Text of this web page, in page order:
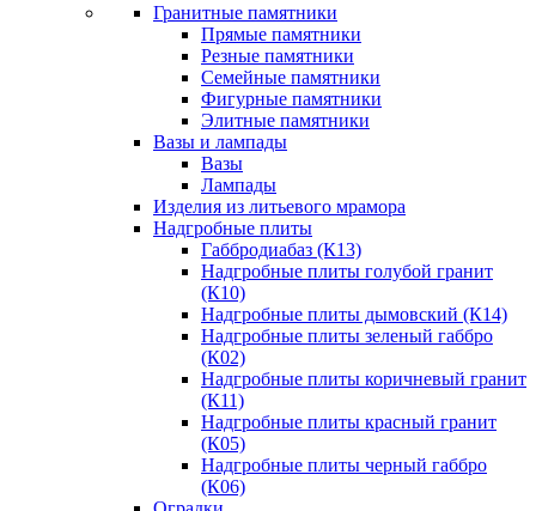
Гранитные памятники
Прямые памятники
Резные памятники
Семейные памятники
Фигурные памятники
Элитные памятники
Вазы и лампады
Вазы
Лампады
Изделия из литьевого мрамора
Надгробные плиты
Габбродиабаз (К13)
Надгробные плиты голубой гранит
(К10)
Надгробные плиты дымовский (К14)
Надгробные плиты зеленый габбро
(К02)
Надгробные плиты коричневый гранит
(К11)
Надгробные плиты красный гранит
(К05)
Надгробные плиты черный габбро
(К06)